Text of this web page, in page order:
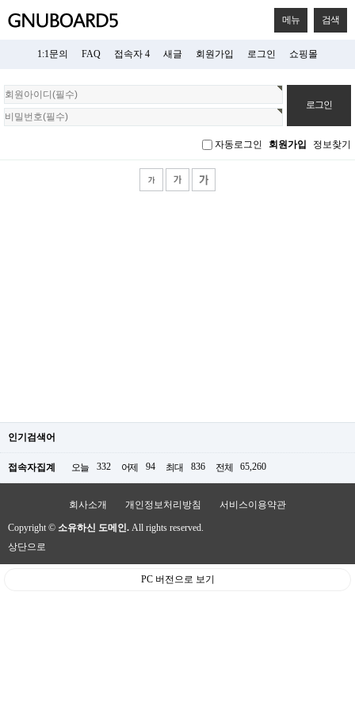
메뉴 검색
1:1문의 FAQ 접속자 4 새글 회원가입 로그인 쇼핑몰
회
원
로
자동로그인 회원가입 정보찾기
인기검색어
접속자집계 오늘 332 어제 94 최대 836 전체 65,260
회사소개 개인정보처리방침 서비스이용약관
Copyright © 소유하신 도메인. All rights reserved.
상단으로
PC 버전으로 보기